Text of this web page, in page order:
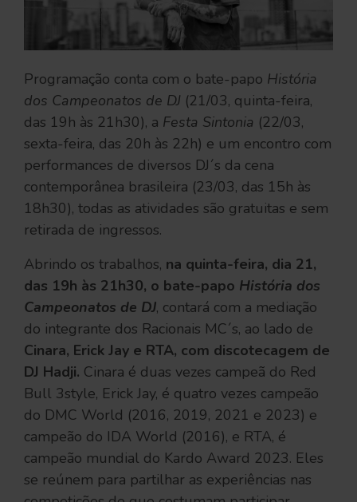
Programação conta com o bate-papo História
dos Campeonatos de DJ (21/03, quinta-feira,
das 19h às 21h30), a Festa Sintonia (22/03,
sexta-feira, das 20h às 22h) e um encontro com
performances de diversos DJ´s da cena
contemporânea brasileira (23/03, das 15h às
18h30), todas as atividades são gratuitas e sem
retirada de ingressos.
Abrindo os trabalhos, na quinta-feira, dia 21,
das 19h às 21h30, o bate-papo História dos
Campeonatos de DJ, contará com a mediação
do integrante dos Racionais MC´s, ao lado de
Cinara, Erick Jay e RTA, com discotecagem de
DJ Hadji. Cinara é duas vezes campeã do Red
Bull 3style, Erick Jay, é quatro vezes campeão
do DMC World (2016, 2019, 2021 e 2023) e
campeão do IDA World (2016), e RTA, é
campeão mundial do Kardo Award 2023. Eles
se reúnem para partilhar as experiências nas